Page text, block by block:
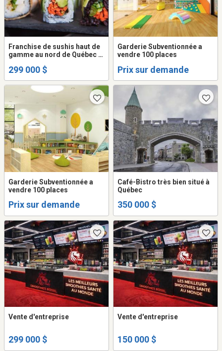
Franchise de sushis haut de
gamme au nord de Québec à
299 000 $
Garderie Subventionnée a
vendre 100 places
Prix sur demande
Garderie Subventionnée a
vendre 100 places
Prix sur demande
Café-Bistro très bien situé à
Québec
350 000 $
Vente d'entreprise
299 000 $
Vente d'entreprise
150 000 $